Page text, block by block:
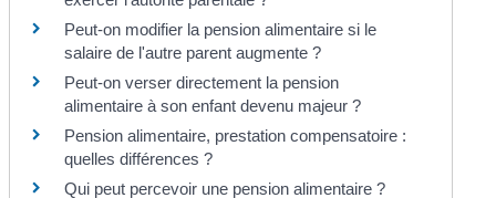
Peut-on modifier la pension alimentaire si le
salaire de l'autre parent augmente ?
Peut-on verser directement la pension
alimentaire à son enfant devenu majeur ?
Pension alimentaire, prestation compensatoire :
quelles différences ?
Qui peut percevoir une pension alimentaire ?